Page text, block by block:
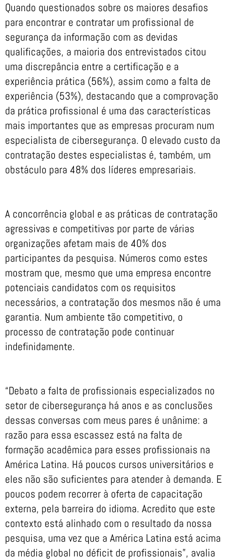
Quando questionados sobre os maiores desafios
para encontrar e contratar um profissional de
segurança da informação com as devidas
qualificações, a maioria dos entrevistados citou
uma discrepância entre a certificação e a
experiência prática (56%), assim como a falta de
experiência (53%), destacando que a comprovação
da prática profissional é uma das características
mais importantes que as empresas procuram num
especialista de cibersegurança. O elevado custo da
contratação destes especialistas é, também, um
obstáculo para 48% dos líderes empresariais.
A concorrência global e as práticas de contratação
agressivas e competitivas por parte de várias
organizações afetam mais de 40% dos
participantes da pesquisa. Números como estes
mostram que, mesmo que uma empresa encontre
potenciais candidatos com os requisitos
necessários, a contratação dos mesmos não é uma
garantia. Num ambiente tão competitivo, o
processo de contratação pode continuar
indefinidamente.
“Debato a falta de profissionais especializados no
setor de cibersegurança há anos e as conclusões
dessas conversas com meus pares é unânime: a
razão para essa escassez está na falta de
formação acadêmica para esses profissionais na
América Latina. Há poucos cursos universitários e
eles não são suficientes para atender à demanda. E
poucos podem recorrer à oferta de capacitação
externa, pela barreira do idioma. Acredito que este
contexto está alinhado com o resultado da nossa
pesquisa, uma vez que a América Latina está acima
da média global no déficit de profissionais”, avalia